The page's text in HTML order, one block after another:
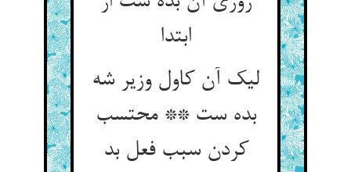
ابتدا
لیک آن کاول وزیر شه
بده ست ** محتسب
کردن سبب فعل بد